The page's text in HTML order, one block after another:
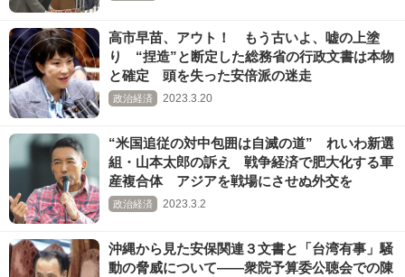
高市早苗、アウト！ もう古いよ、嘘の上塗
り “捏造”と断定した総務省の行政文書は本物
と確定 頭を失った安倍派の迷走
政治経済 2023.3.20
“米国追従の対中包囲は自滅の道” れいわ新選
組・山本太郎の訴え 戦争経済で肥大化する軍
産複合体 アジアを戦場にさせぬ外交を
政治経済 2023.3.2
沖縄から見た安保関連３文書と「台湾有事」騒
動の脅威について――衆院予算委公聴会での陳